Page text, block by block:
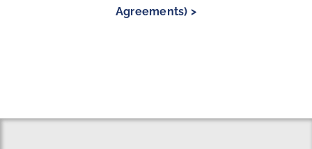
Agreements) >